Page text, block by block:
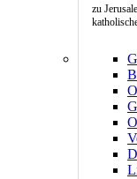
zu